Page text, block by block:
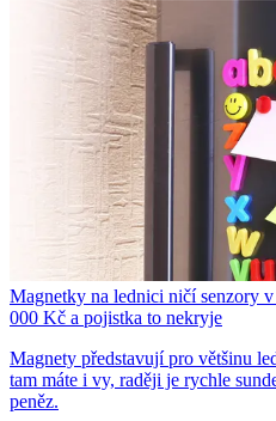
Magnetky na lednici ničí senzory
000 Kč a pojistka to nekryje
Magnety představují pro většinu
tam máte i vy, raději je rychle
peněz.